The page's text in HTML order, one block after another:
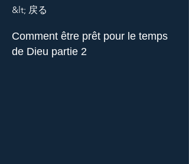
&lt; 戻る
Comment être prêt pour le temps
de Dieu partie 2